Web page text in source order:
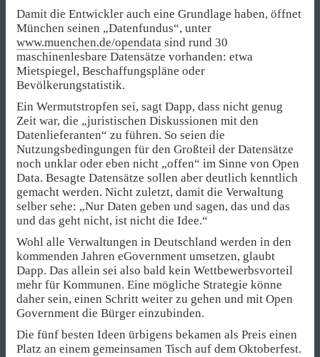
Damit die Entwickler auch eine Grundlage haben, öffnet
München seinen „Datenfundus“, unter
www.muenchen.de/opendata sind rund 30
maschinenlesbare Datensätze vorhanden: etwa
Mietspiegel, Beschaffungspläne oder
Bevölkerungstatistik.
Ein Wermutstropfen sei, sagt Dapp, dass nicht genug
Zeit war, die „juristischen Diskussionen mit den
Datenlieferanten“ zu führen. So seien die
Nutzungsbedingungen für den Großteil der Datensätze
noch unklar oder eben nicht „offen“ im Sinne von Open
Data. Besagte Datensätze sollen aber deutlich kenntlich
gemacht werden. Nicht zuletzt, damit die Verwaltung
selber sehe: „Nur Daten geben und sagen, das und das
und das geht nicht, ist nicht die Idee.“
Wohl alle Verwaltungen in Deutschland werden in den
kommenden Jahren eGovernment umsetzen, glaubt
Dapp. Das allein sei also bald kein Wettbewerbsvorteil
mehr für Kommunen. Eine mögliche Strategie könne
daher sein, einen Schritt weiter zu gehen und mit Open
Government die Bürger einzubinden.
Die fünf besten Ideen ürbigens bekamen als Preis einen
Platz an einem gemeinsamen Tisch auf dem Oktoberfest.